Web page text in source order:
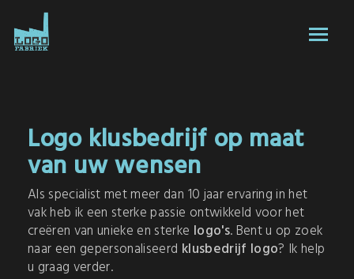
Logo klusbedrijf op maat
van uw wensen
Als specialist met meer dan 10 jaar ervaring in het
vak heb ik een sterke passie ontwikkeld voor het
creëren van unieke en sterke logo's. Bent u op zoek
naar een gepersonaliseerd klusbedrijf logo? Ik help
u graag verder.